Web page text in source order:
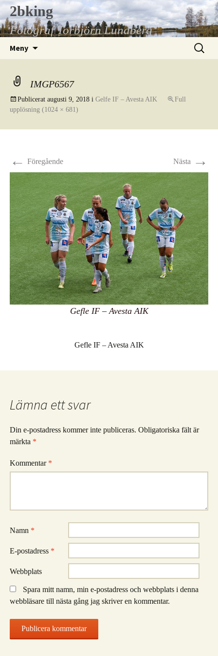
Hoppa
till
innehåll
2bking
Fotograf Torbjörn Lundberg
Meny
Sök
efter:
IMGP6567
Publicerat augusti 9, 2018 i Gelfe IF – Avesta AIK
Full
upplösning (1024 × 681)
← Föregående Nästa →
Gefle IF – Avesta AIK
Gefle IF – Avesta AIK
Lämna ett svar
Din e-postadress kommer inte publiceras. Obligatoriska fält är
märkta *
Kommentar *
Namn *
E-postadress *
Webbplats
Spara mitt namn, min e-postadress och webbplats i denna
webbläsare till nästa gång jag skriver en kommentar.